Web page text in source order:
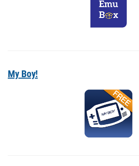
My Boy!